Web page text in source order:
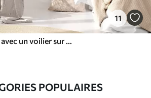
11
Peinture de paysage avec un voilier sur une mer calme, ciel orange et jaune, montagnes lointaines
POPULAIRES